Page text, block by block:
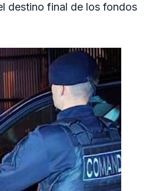
destino final de los fondos